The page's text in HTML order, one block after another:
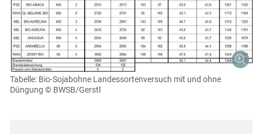
Tabelle: Bio-Sojabohne Landessortenversuch mit und ohne
Düngung © BWSB/Gerstl